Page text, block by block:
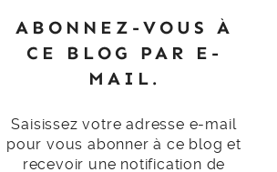
ABONNEZ-VOUS À
CE BLOG PAR E-
MAIL.
Saisissez votre adresse e-mail
pour vous abonner à ce blog et
recevoir une notification de